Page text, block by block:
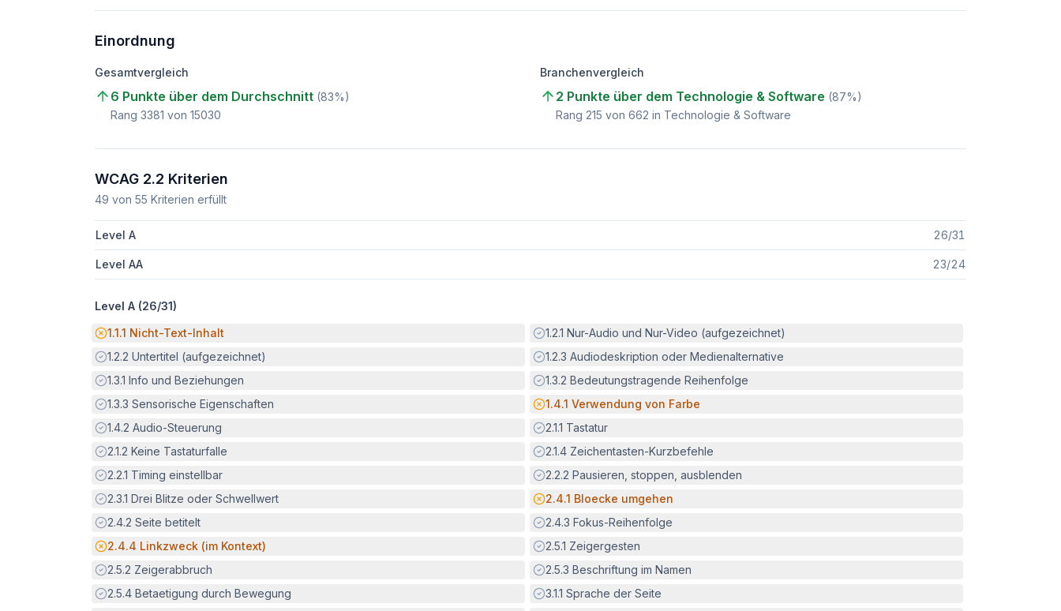
Einordnung
Gesamtvergleich
6 Punkte über dem Durchschnitt (83%)
Rang 3381 von 15030
Branchenvergleich
2 Punkte über dem Technologie & Software (87%)
Rang 215 von 662 in Technologie & Software
WCAG 2.2 Kriterien
49 von 55 Kriterien erfüllt
Level A 26/31
Level AA 23/24
Level A (26/31)
Potenzielle Barriere:
1.1.1 Nicht-Text-Inhalt Erfüllt:
1.2.1 Nur-Audio und Nur-Video (aufgezeichnet)
Erfüllt:
1.2.2 Untertitel (aufgezeichnet) Erfüllt:
1.2.3 Audiodeskription oder Medienalternative
Erfüllt:
1.3.1 Info und Beziehungen Erfüllt:
1.3.2 Bedeutungstragende Reihenfolge
Erfüllt:
1.3.3 Sensorische Eigenschaften Potenzielle Barriere:
1.4.1 Verwendung von Farbe
Erfüllt:
1.4.2 Audio-Steuerung Erfüllt:
2.1.1 Tastatur
Erfüllt:
2.1.2 Keine Tastaturfalle Erfüllt:
2.1.4 Zeichentasten-Kurzbefehle
Erfüllt:
2.2.1 Timing einstellbar Erfüllt:
2.2.2 Pausieren, stoppen, ausblenden
Erfüllt:
2.3.1 Drei Blitze oder Schwellwert Potenzielle Barriere:
2.4.1 Bloecke umgehen
Erfüllt:
2.4.2 Seite betitelt Erfüllt:
2.4.3 Fokus-Reihenfolge
Potenzielle Barriere:
2.4.4 Linkzweck (im Kontext) Erfüllt:
2.5.1 Zeigergesten
Erfüllt:
2.5.2 Zeigerabbruch Erfüllt:
2.5.3 Beschriftung im Namen
Erfüllt:
2.5.4 Betaetigung durch Bewegung Erfüllt:
3.1.1 Sprache der Seite